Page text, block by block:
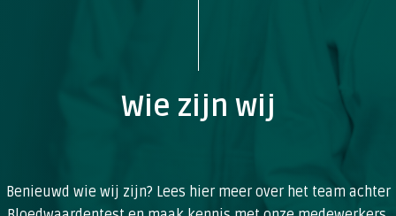
Wie zijn wij
Benieuwd wie wij zijn? Lees hier meer over het team achter